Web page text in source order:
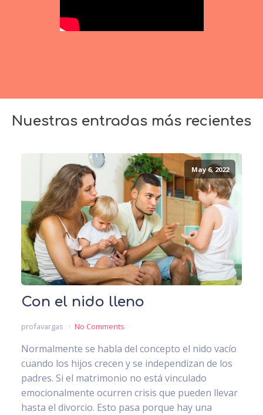
Nuestras entradas más recientes
May 6, 2022
Con el nido lleno
profavargas No Comments
Normalmente se habla del concepto el nido vacío
cuando los hijos crecen y se independizan de los
padres. Si el matrimonio no está vinculado
emocionalmente ocurren crisis que pueden llevar
hasta el divorcio. Esto pasa porque hay una